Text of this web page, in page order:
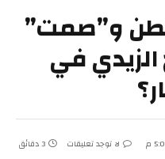
و”صمت”
في
لا توجد تعليقات 3 دقائق